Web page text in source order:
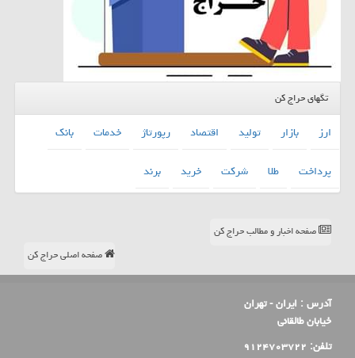
تگهای حراج کن
ارز بازار تولید اقتصاد رپورتاژ خدمات
بانك
پرداخت
طلا شركت خرید برند
صفحه اخبار و مطالب حراج کن
صفحه اصلی حراج کن
آدرس : ایران - تهران
خیابان طالقانی
تلفن: ۹۱۲۴۷۰۳۷۲۲